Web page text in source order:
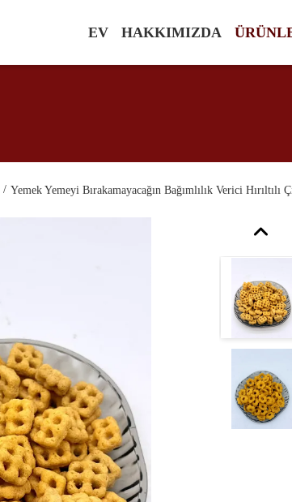
EV HAKKIMIZDA
/ Yemek Yemeyi Bırakamayacağın Bağımlılık Verici Hırıltılı